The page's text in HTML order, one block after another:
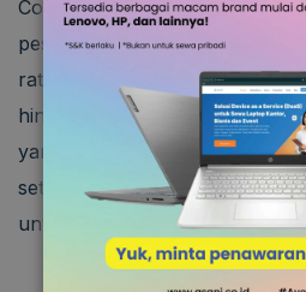
Contoh KPIpurchasing
pesanan pembelian, yang akan
rata-rata dalam proses
hingga penutupan faktur. Tidak
yang memengaruhi contoh
setiap perusahaan memiliki
untuk menentukan besaran